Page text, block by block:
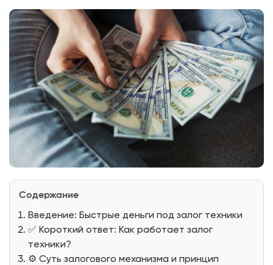
Кредит онлайн
Кредит для предпринимателей
Кредит для самозанятых
Кредитный калькулятор
Содержание
Введение: Быстрые деньги под залог техники
✅ Короткий ответ: Как работает залог
техники?
⚙️ Суть залогового механизма и принцип